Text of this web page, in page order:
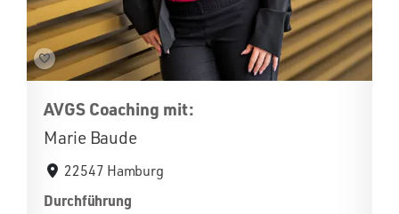
AVGS Coaching mit:
Marie Baude
22547 Hamburg
Durchführung